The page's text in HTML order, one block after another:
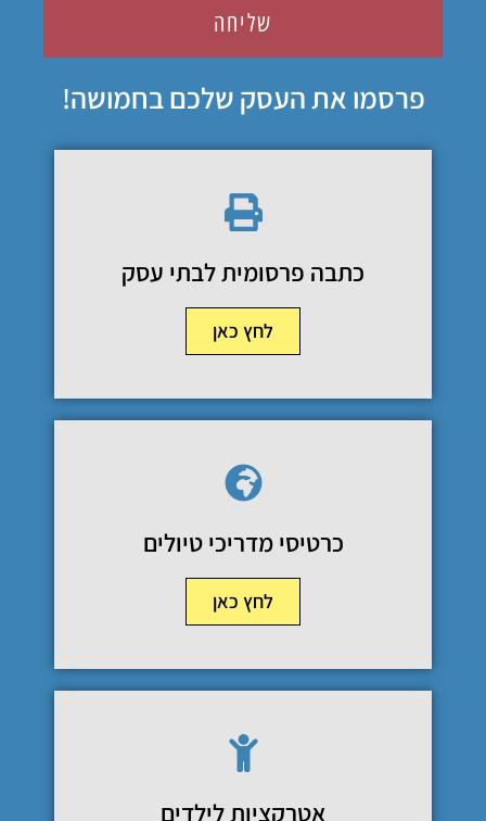
שליחה
פרסמו את העסק שלכם בחמושה!
כתבה פרסומית לבתי עסק
לחץ כאן
כרטיסי מדריכי טיולים
לחץ כאן
אטרקציות לילדים